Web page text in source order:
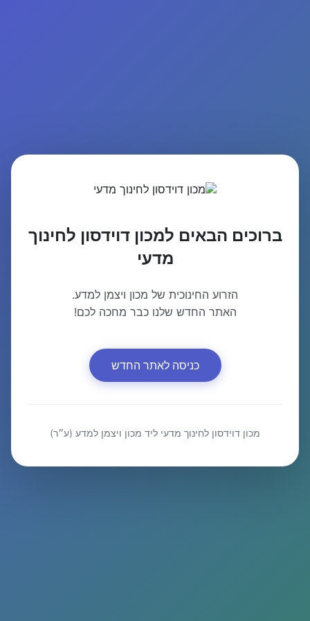
ברוכים הבאים למכון דוידסון לחינוך
מדעי
הזרוע החינוכית של מכון ויצמן למדע.
האתר החדש שלנו כבר מחכה לכם!
כניסה לאתר החדש
מכון דוידסון לחינוך מדעי ליד מכון ויצמן למדע (ע״ר)